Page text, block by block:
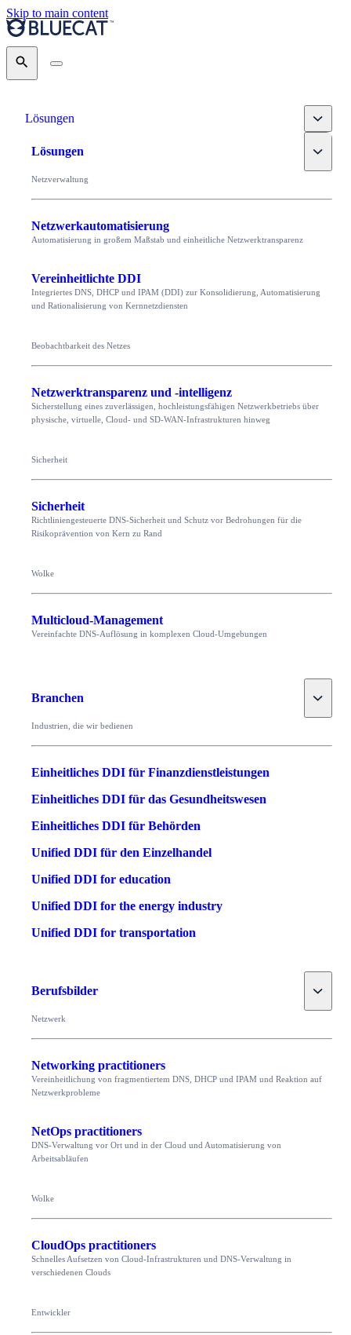
Skip to main content
Search
Lösungen Toggle
Lösungen Toggle
Netzverwaltung
Netzwerkautomatisierung
Automatisierung in großem Maßstab und einheitliche Netzwerktransparenz
Vereinheitlichte DDI
Integriertes DNS, DHCP und IPAM (DDI) zur Konsolidierung, Automatisierung
und Rationalisierung von Kernnetzdiensten
Beobachtbarkeit des Netzes
Netzwerktransparenz und -intelligenz
Sicherstellung eines zuverlässigen, hochleistungsfähigen Netzwerkbetriebs über
physische, virtuelle, Cloud- und SD-WAN-Infrastrukturen hinweg
Sicherheit
Sicherheit
Richtliniengesteuerte DNS-Sicherheit und Schutz vor Bedrohungen für die
Risikoprävention von Kern zu Rand
Wolke
Multicloud-Management
Vereinfachte DNS-Auflösung in komplexen Cloud-Umgebungen
Branchen Toggle
Industrien, die wir bedienen
Einheitliches DDI für Finanzdienstleistungen
Einheitliches DDI für das Gesundheitswesen
Einheitliches DDI für Behörden
Unified DDI für den Einzelhandel
Unified DDI for education
Unified DDI for the energy industry
Unified DDI for transportation
Berufsbilder Toggle
Netzwerk
Networking practitioners
Vereinheitlichung von fragmentiertem DNS, DHCP und IPAM und Reaktion auf
Netzwerkprobleme
NetOps practitioners
DNS-Verwaltung vor Ort und in der Cloud und Automatisierung von
Arbeitsabläufen
Wolke
CloudOps practitioners
Schnelles Aufsetzen von Cloud-Infrastrukturen und DNS-Verwaltung in
verschiedenen Clouds
Entwickler